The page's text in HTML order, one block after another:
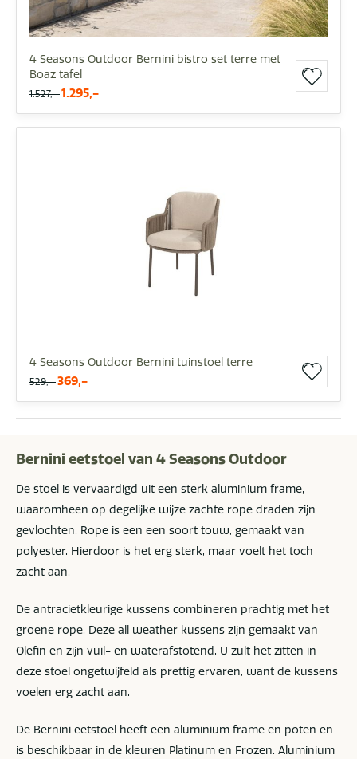
4 Seasons Outdoor Bernini bistro set terre met
Boaz tafel
1.527,- 1.295,-
4 Seasons Outdoor Bernini tuinstoel terre
529,- 369,-
Bernini eetstoel van 4 Seasons Outdoor
De stoel is vervaardigd uit een sterk aluminium frame,
waaromheen op degelijke wijze zachte rope draden zijn
gevlochten. Rope is een een soort touw, gemaakt van
polyester. Hierdoor is het erg sterk, maar voelt het toch
zacht aan.
De antracietkleurige kussens combineren prachtig met het
groene rope. Deze all weather kussens zijn gemaakt van
Olefin en zijn vuil- en waterafstotend. U zult het zitten in
deze stoel ongetwijfeld als prettig ervaren, want de kussens
voelen erg zacht aan.
De Bernini eetstoel heeft een aluminium frame en poten en
is beschikbaar in de kleuren Platinum en Frozen. Aluminium